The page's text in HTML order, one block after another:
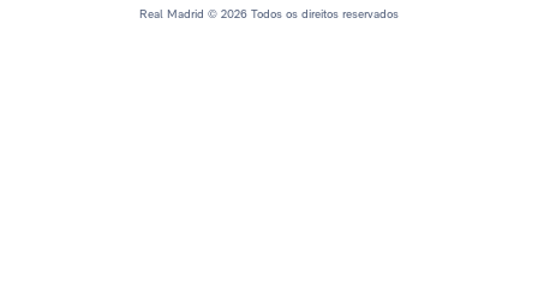
Real Madrid © 2026 Todos os direitos reservados